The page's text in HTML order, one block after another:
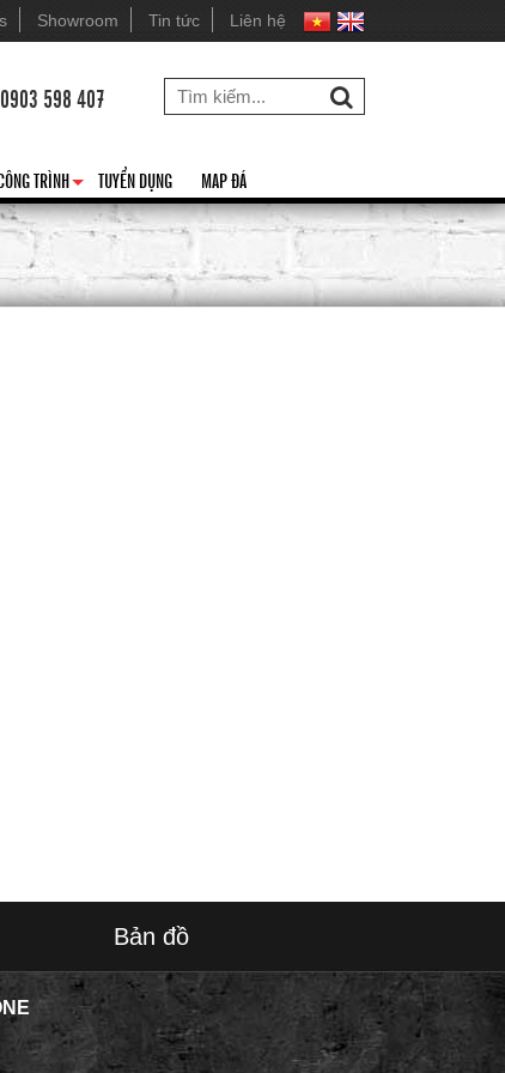
Showroom Tin tức Liên hệ
598 407
+
TRÌNH TUYỂN DỤNG MAP ĐÁ
Bản đồ